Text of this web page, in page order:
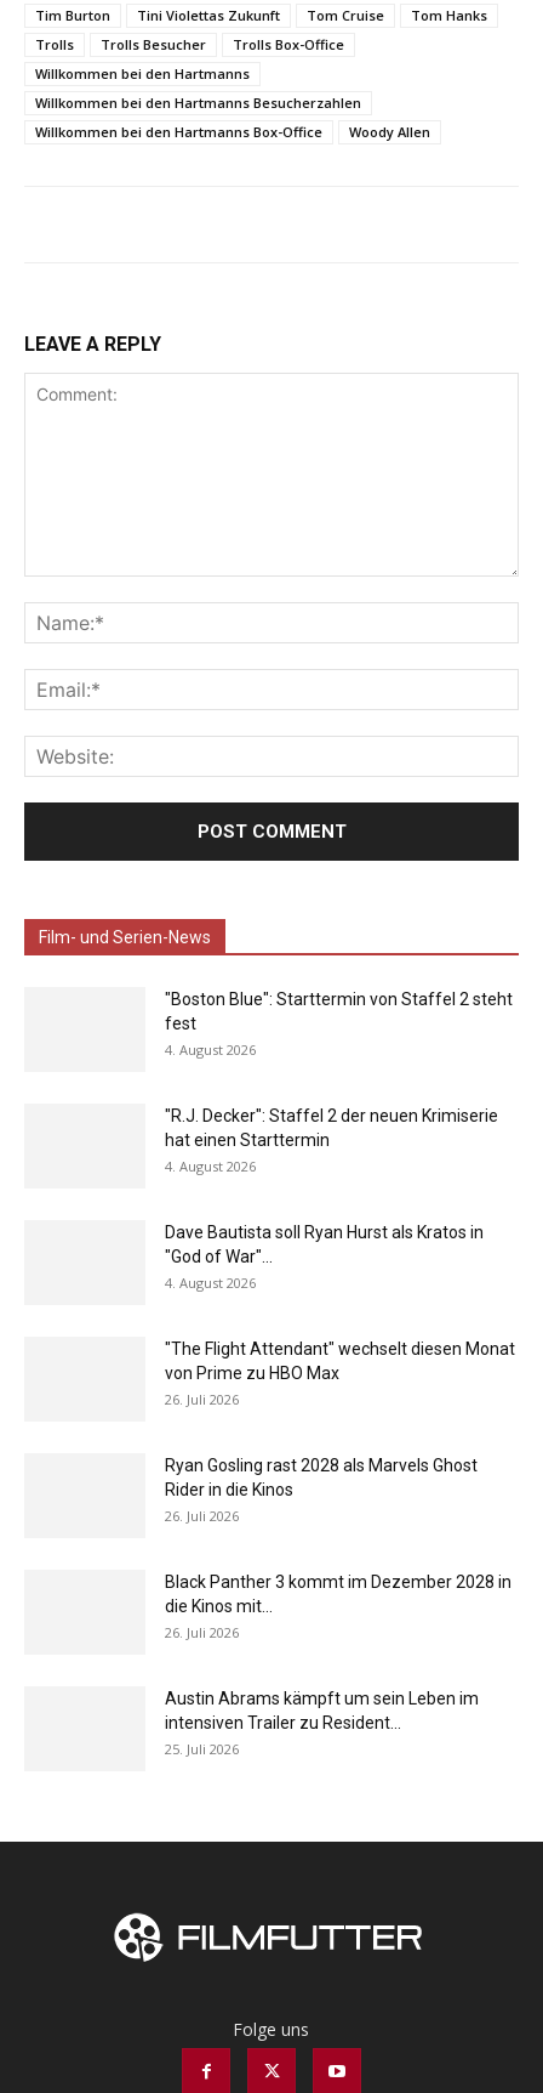
Tim Burton
Tini Violettas Zukunft Tom Cruise
Tom Hanks
Trolls
Trolls Besucher
Trolls Box-Office
Willkommen bei den Hartmanns
Willkommen bei den Hartmanns Besucherzahlen
Willkommen bei den Hartmanns Box-Office
Woody Allen
LEAVE A REPLY
Film- und Serien-News
"Boston Blue": Starttermin von Staffel 2 steht
fest
4. August 2026
"R.J. Decker": Staffel 2 der neuen Krimiserie
hat einen Starttermin
4. August 2026
Dave Bautista soll Ryan Hurst als Kratos in
"God of War"...
4. August 2026
"The Flight Attendant" wechselt diesen Monat
von Prime zu HBO Max
26. Juli 2026
Ryan Gosling rast 2028 als Marvels Ghost
Rider in die Kinos
26. Juli 2026
Black Panther 3 kommt im Dezember 2028 in
die Kinos mit...
26. Juli 2026
Austin Abrams kämpft um sein Leben im
intensiven Trailer zu Resident...
25. Juli 2026
Folge uns